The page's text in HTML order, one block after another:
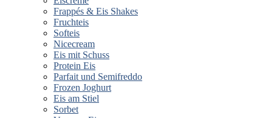
Frappés & Eis Shakes
Fruchteis
Softeis
Nicecream
Eis mit Schuss
Protein Eis
Parfait und Semifreddo
Frozen Joghurt
Eis am Stiel
Sorbet